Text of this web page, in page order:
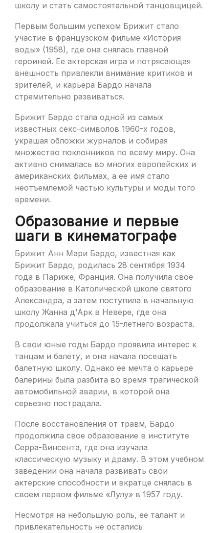
школу и стать самостоятельной танцовщицей.
Первым большим успехом Брижит стало
участие в французском фильме «История
воды» (1958), где она снялась главной
героиней. Ее актерская игра и потрясающая
внешность привлекли внимание критиков и
зрителей, и карьера Бардо начала
стремительно развиваться.
Брижит Бардо стала одной из самых
известных секс-символов 1960-х годов,
украшая обложки журналов и собирая
множество поклонников по всему миру. Она
активно снималась во многих европейских и
американских фильмах, а ее имя стало
неотъемлемой частью культуры и моды того
времени.
Образование и первые
шаги в кинематографе
Брижит Анн Мари Бардо, известная как
Брижит Бардо, родилась 28 сентября 1934
года в Париже, Франция. Она получила свое
образование в Католической школе святого
Александра, а затем поступила в начальную
школу Жанна д’Арк в Невере, где она
продолжала учиться до 15-летнего возраста.
В свои юные годы Бардо проявила интерес к
танцам и балету, и она начала посещать
балетную школу. Однако ее мечта о карьере
балерины была разбита во время трагической
автомобильной аварии, в которой она
серьезно пострадала.
После восстановления от травм, Бардо
продолжила свое образование в институте
Серра-Винсента, где она изучала
классическую музыку и драму. В этом учебном
заведении она начала развивать свои
актерские способности и вкратце снялась в
своем первом фильме «Лулу» в 1957 году.
Несмотря на небольшую роль, ее талант и
привлекательность не остались